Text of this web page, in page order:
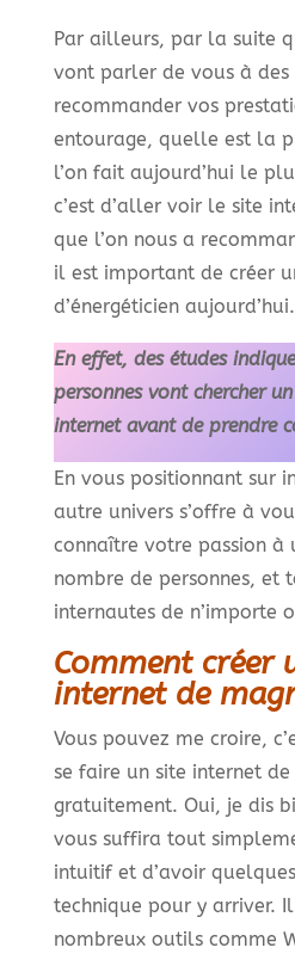
Par ailleurs, par la suite
vont parler de vous à des
recommander vos
entourage, quelle est la
l’on fait aujourd’hui le
c’est d’aller voir le site
que l’on nous a
il est important de créer
d’énergéticien aujourd’hui.
En effet, des études
personnes vont chercher
internet avant de prendre
En vous positionnant sur
autre univers s’offre à
connaître votre passion à
nombre de personnes, et
internautes de n’importe
Comment créer
internet de
Vous pouvez me croire,
se faire un site internet
gratuitement. Oui, je dis
vous suffira tout
intuitif et d’avoir
technique pour y arriver.
nombreux outils comme